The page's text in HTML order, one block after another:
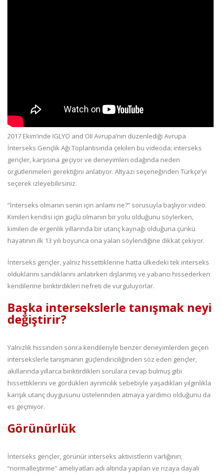
2017 Ekim’inde IGLYO and OII Avrupa’nın düzenlediği Avrupa
İnterseks Gençlik Ağı Toplantısında çekilen bu videoda; interseks
gençler, karşısına geçiyor ve deneyimleri odağında neden
örgütlenmeleri gerektiğini anlatıyor. Altyazı seçeneğinden Türkçe’yi
seçerek izleyebilirsiniz.
“İnterseks olmanın senin için anlamı ne?” sorusuyla başlıyor video.
Kimileri kendisi için güçlü olmanın bir yolu olduğunu söylerken,
kimileri de ergenlik yıllarında bir utanç kaynağı olduğuna çünkü
hayatının ilk 13 yılı boyunca ona yalan söylendiğine dikkat çekiyor.
İnterseks gençler, yalnız hissettiklerine hatta ülkedeki tek interseks
olduklarını sandıklarını anlatırken dışlanmış ve yabancı hissederken
kendilerine biriktirdikleri nefreti de vurguluyorlar.
Başka intersekslerle tanışmak neyi
değiştirir?
Yalnızlık hissinden sonra kendileriyle benzer deneyimlerden geçen
intersekslerle tanışmanın güçlendiriciliğinden söz eden gençler,
akıllarında yıllarca biriktirdikleri sorulara cevap bulmuş gibi
hissettiklerini ve gördükleri ayrımcılık sebebiyle yaşadıkları yılgınlıkla
karışık utanç duygusunu üstelerinden atmaya yardımcı olduğunu da
es geçmiyor.
Görünürlük
İnterseks gençler, görünür interseks aktivistlerin varlığının;
“normalleştirme” ameliyatları adı altında yapılan ve rızaya dayalı